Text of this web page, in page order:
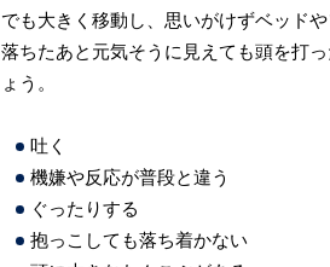
でも大きく移動し、思いがけずベッド
落ちたあと元気そうに見えても頭を打
ょう。
吐く
機嫌や反応が普段と違う
ぐったりする
抱っこしても落ち着かない